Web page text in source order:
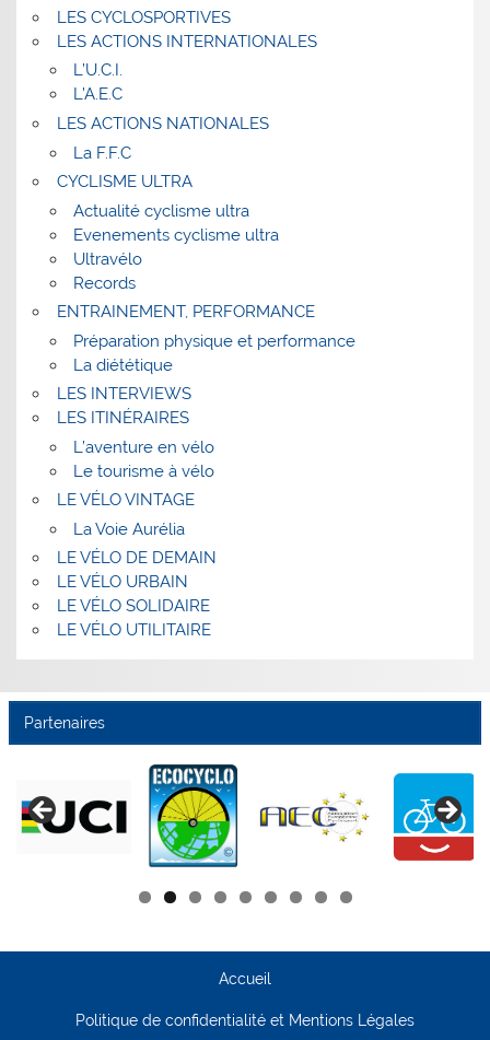
LES CYCLOSPORTIVES
LES ACTIONS INTERNATIONALES
L’U.C.I.
L’A.E.C
LES ACTIONS NATIONALES
La F.F.C
CYCLISME ULTRA
Actualité cyclisme ultra
Evenements cyclisme ultra
Ultravélo
Records
ENTRAINEMENT, PERFORMANCE
Préparation physique et performance
La diététique
LES INTERVIEWS
LES ITINÉRAIRES
L’aventure en vélo
Le tourisme à vélo
LE VÉLO VINTAGE
La Voie Aurélia
LE VÉLO DE DEMAIN
LE VÉLO URBAIN
LE VÉLO SOLIDAIRE
LE VÉLO UTILITAIRE
Partenaires
Accueil
Politique de confidentialité et Mentions Légales